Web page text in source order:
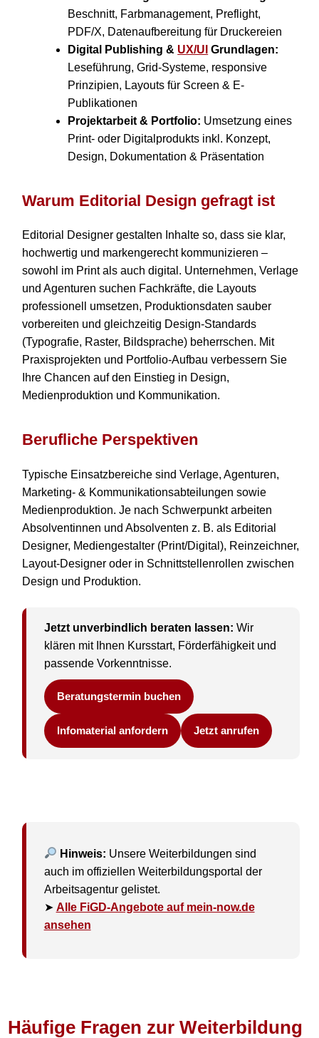
Beschnitt, Farbmanagement, Preflight,
PDF/X, Datenaufbereitung für Druckereien
Digital Publishing & UX/UI Grundlagen:
Leseführung, Grid-Systeme, responsive
Prinzipien, Layouts für Screen & E-
Publikationen
Projektarbeit & Portfolio: Umsetzung eines
Print- oder Digitalprodukts inkl. Konzept,
Design, Dokumentation & Präsentation
Warum Editorial Design gefragt ist
Editorial Designer gestalten Inhalte so, dass sie klar,
hochwertig und markengerecht kommunizieren –
sowohl im Print als auch digital. Unternehmen, Verlage
und Agenturen suchen Fachkräfte, die Layouts
professionell umsetzen, Produktionsdaten sauber
vorbereiten und gleichzeitig Design-Standards
(Typografie, Raster, Bildsprache) beherrschen. Mit
Praxisprojekten und Portfolio-Aufbau verbessern Sie
Ihre Chancen auf den Einstieg in Design,
Medienproduktion und Kommunikation.
Berufliche Perspektiven
Typische Einsatzbereiche sind Verlage, Agenturen,
Marketing- & Kommunikationsabteilungen sowie
Medienproduktion. Je nach Schwerpunkt arbeiten
Absolventinnen und Absolventen z. B. als Editorial
Designer, Mediengestalter (Print/Digital), Reinzeichner,
Layout-Designer oder in Schnittstellenrollen zwischen
Design und Produktion.
Jetzt unverbindlich beraten lassen: Wir
klären mit Ihnen Kursstart, Förderfähigkeit und
passende Vorkenntnisse.
Beratungstermin buchen
Infomaterial anfordern Jetzt anrufen
Hinweis: Unsere Weiterbildungen sind
auch im offiziellen Weiterbildungsportal der
Arbeitsagentur gelistet.
➤ Alle FiGD-Angebote auf mein-now.de
ansehen
Häufige Fragen zur Weiterbildung